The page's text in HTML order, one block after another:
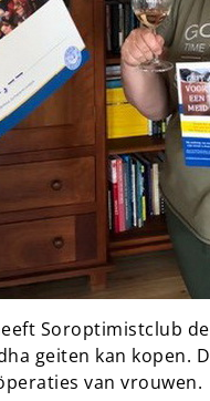
Soroptimistclub
geiten kan kopen.
van vrouwen.